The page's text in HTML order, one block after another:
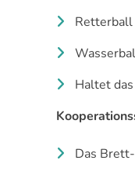
Retterball
Haltet
Das